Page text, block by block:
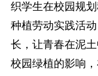
织学生在校园规
种植劳动实践活
长，让青春在泥
校园绿植的影响